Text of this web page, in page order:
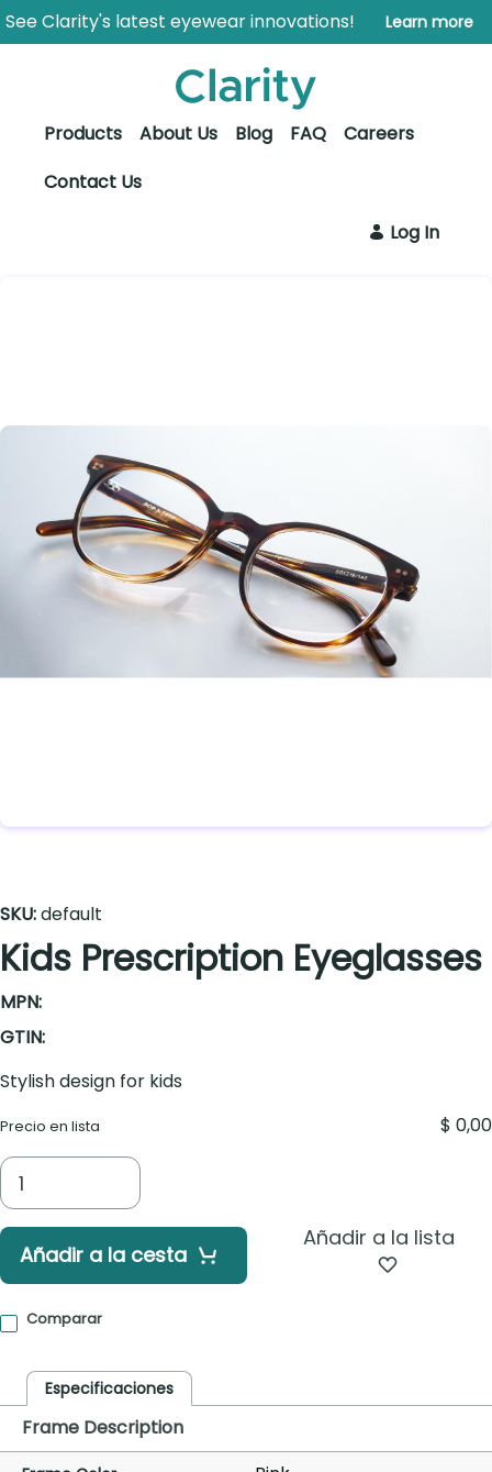
Saltar al contenido principal
Abrir menú de accesibilidad
See Clarity's latest eyewear innovations! Learn more
Products About Us Blog FAQ
Careers
Contact Us
Log In
SKU:default
Kids Prescription Eyeglasses
MPN:
GTIN:
Stylish design for kids
Precio en lista $ 0,00
Añadir a la cesta
Añadir a la lista
Comparar
Especificaciones
Frame Description